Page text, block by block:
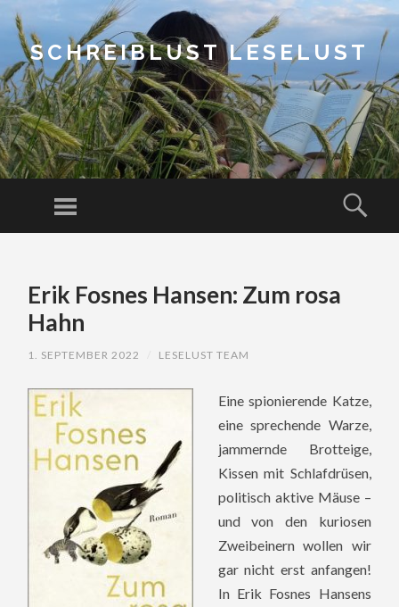
SCHREIBLUST LESELUST
Menu
CONTENTErik Fosnes Hansen: Zum rosa
Hahn
1. SEPTEMBER 2022 LESELUST TEAM
Eine spionierende Katze,
eine sprechende Warze,
jammernde Brotteige,
Kissen mit Schlafdrüsen,
politisch aktive Mäuse –
und von den kuriosen
Zweibeinern wollen wir
gar nicht erst anfangen!
In Erik Fosnes Hansens